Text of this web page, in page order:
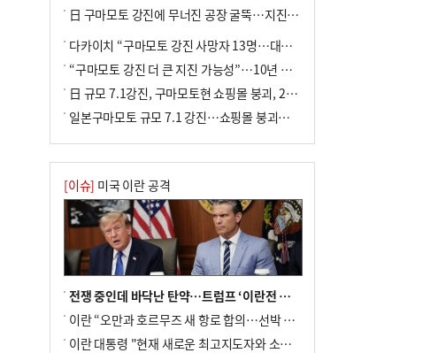
日 구마모토 강진에 무너진 공장 굴뚝…지진 사망자 최소 13명
다카이치 “구마모토 강진 사망자 13명…대규모 피해 확인”
“구마모토 강진 더 큰 지진 가능성”…10년 전 지진에 단층 재활성
日 규모 7.1강진, 구마모토현 쇼핑몰 붕괴, 2명 사망
일본구마모토 규모 7.1 강진…쇼핑몰 붕괴로 직원 20여 명 갇힌 듯
[이슈] 미국 이란 공격
전쟁 중인데 바닥난 탄약…트럼프 ‘이란전 무기고갈’ 국방장관 질책
이란 “오만과 호르무즈 새 항로 합의…선박 안전은 보장 못해”
이란 대통령 "현재 새로운 최고지도자와 소통 어려운 상황"